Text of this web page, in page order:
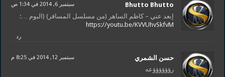
Bhutto Bhutto سبتمبر 6, 2014 في 1:34 ص
إبعد عني – كاظم الساهر (من مسلسل المسافر) (البوم …:
https://youtu.be/KVVUhvSkfvM
رد
حسن الشمري سبتمبر 12, 2014 في 8:25 م
رؤؤؤؤؤؤعه